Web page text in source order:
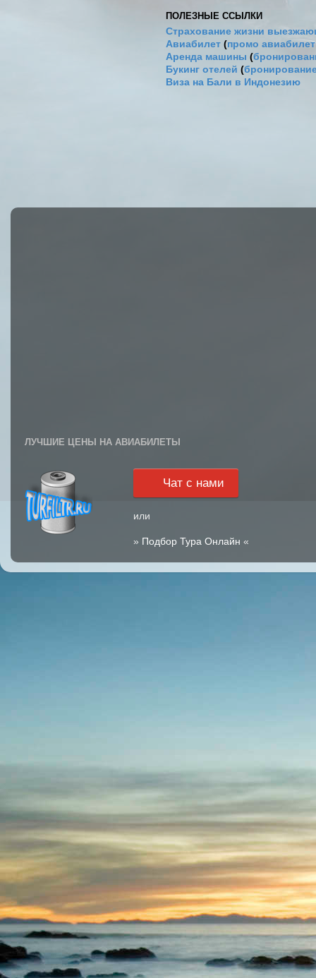
ПОЛЕЗНЫЕ ССЫЛКИ
Страхование жизни
Авиабилет (промо
Аренда машины (
Букинг отелей (
Виза на Бали в Индонезию
ЛУЧШИЕ ЦЕНЫ НА АВИАБИЛЕТЫ
Чат с нами
или
» Подбор Тура Онлайн «